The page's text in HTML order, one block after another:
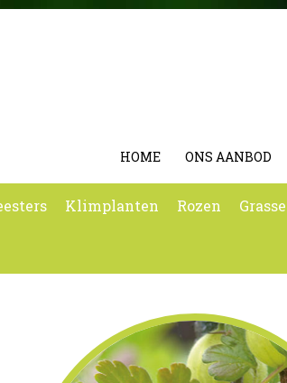
HOME ONS AANBOD
Klimplanten Rozen